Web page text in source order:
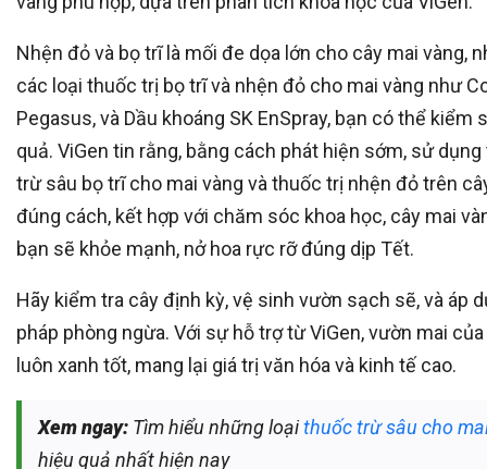
Nhện đỏ và bọ trĩ là mối đe dọa lớn cho cây mai vàng,
các loại thuốc trị bọ trĩ và nhện đỏ cho mai vàng như
Pegasus, và Dầu khoáng SK EnSpray, bạn có thể kiểm
quả. ViGen tin rằng, bằng cách phát hiện sớm, sử
trừ sâu bọ trĩ cho mai vàng và thuốc trị nhện đỏ trên
đúng cách, kết hợp với chăm sóc khoa học, cây mai
bạn sẽ khỏe mạnh, nở hoa rực rỡ đúng dịp Tết.
Hãy kiểm tra cây định kỳ, vệ sinh vườn sạch sẽ, và áp
pháp phòng ngừa. Với sự hỗ trợ từ ViGen, vườn mai
luôn xanh tốt, mang lại giá trị văn hóa và kinh tế cao.
Xem ngay: Tìm hiểu những loạithuốc trừ sâu cho
hiệu quả nhất hiện nay